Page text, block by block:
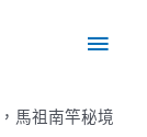
主
馬祖南竿秘境